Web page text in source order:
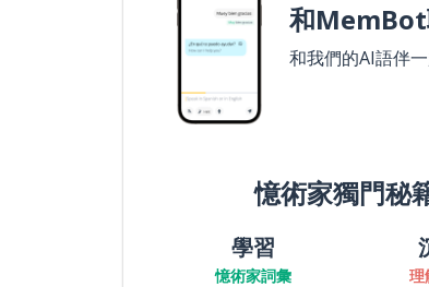
和
和我們的AI語伴
憶術家獨門秘
學習
憶術家詞彙 理